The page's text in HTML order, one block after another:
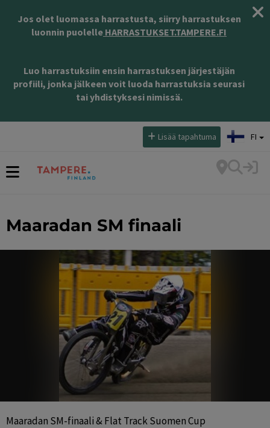
Jos olet luomassa harrastusta, siirry harrastuksen
luonnin puolelle HARRASTUKSET.TAMPERE.FI
Luo harrastuksiin ensin harrastuksen järjestäjän
profiili, jonka jälkeen voit luoda harrastuksia seurasi
tai yhdistyksesi nimissä.
Lisää tapahtuma FI
Maaradan SM finaali
Maaradan SM-finaali & Flat Track Suomen Cup